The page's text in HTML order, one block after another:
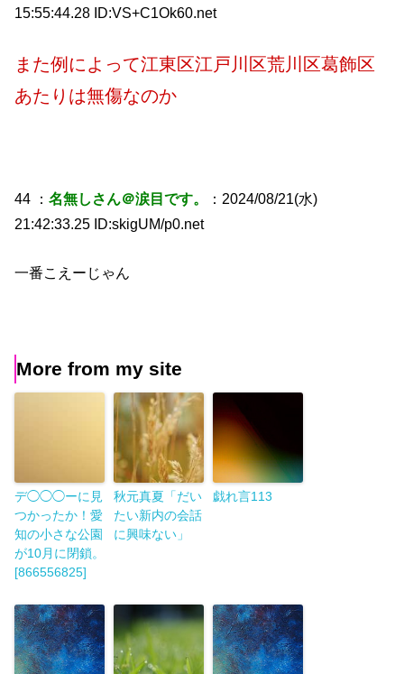
15:55:44.28 ID:VS+C1Ok60.net
また例によって江東区江戸川区荒川区葛飾区
あたりは無傷なのか
44 ：名無しさん＠涙目です。
：2024/08/21(水)
21:42:33.25 ID:skigUM/p0.net
一番こえーじゃん
More from my site
デ◯◯◯ーに見
つかったか！愛
知の小さな公園
が10月に閉鎖。
[866556825]
秋元真夏「だい
たい新内の会話
に興味ない」
戯れ言113